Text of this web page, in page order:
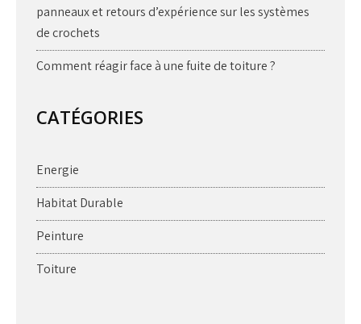
panneaux et retours d’expérience sur les systèmes
de crochets
Comment réagir face à une fuite de toiture ?
CATÉGORIES
Energie
Habitat Durable
Peinture
Toiture